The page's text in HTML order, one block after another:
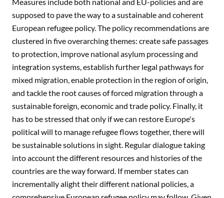
supposed to pave the way to a sustainable and coherent
European refugee policy. The policy recommendations are
clustered in five overarching themes: create safe passages
to protection, improve national asylum processing and
integration systems, establish further legal pathways for
mixed migration, enable protection in the region of origin,
and tackle the root causes of forced migration through a
sustainable foreign, economic and trade policy. Finally, it
has to be stressed that only if we can restore Europe's
political will to manage refugee flows together, there will
be sustainable solutions in sight. Regular dialogue taking
into account the different resources and histories of the
countries are the way forward. If member states can
incrementally alight their different national policies, a